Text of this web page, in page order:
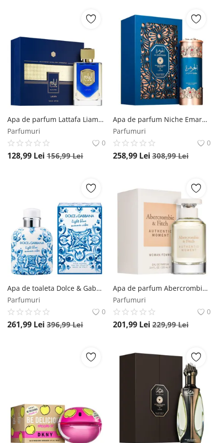
Apa de parfum Lattafa Liam Blue Shine, 100 ml, pentru barbati Lattafa
Parfumuri
0
128,99 Lei 156,99Lei
Apa de parfum Niche Emarati Al Jawhara, 100 ml, unisex Niche Emarati
Parfumuri
0
258,99 Lei 308,99Lei
Apa de toaleta Dolce & Gabbana Light Blue Summer Vibes Pour Homme, 125 ml, pentru barbati Dolce & Gabbana
Parfumuri
0
261,99 Lei 396,99Lei
Apa de parfum Abercrombie & Fitch Authentic Moment Women, 100 ml, pentru femei Abercrombie & Fitch
Parfumuri
0
201,99 Lei 229,99Lei